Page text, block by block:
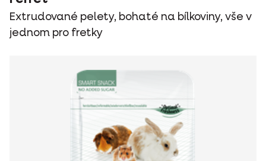
Extrudované pelety, bohaté na bílkoviny, vše v
jednom pro fretky